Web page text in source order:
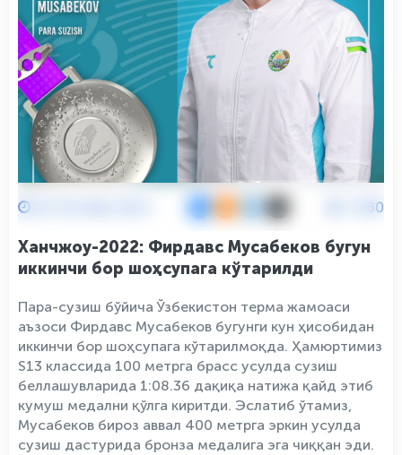
2160
Ханчжоу-2022: Фирдавс Мусабеков бугун
иккинчи бор шоҳсупага кўтарилди
Пара-сузиш бўйича Ўзбекистон терма жамоаси
аъзоси Фирдавс Мусабеков бугунги кун ҳисобидан
иккинчи бор шоҳсупага кўтарилмоқда. Ҳамюртимиз
S13 классида 100 метрга брасс усулда сузиш
беллашувларида 1:08.36 дақиқа натижа қайд этиб
кумуш медални қўлга киритди. Эслатиб ўтамиз,
Мусабеков бироз аввал 400 метрга эркин усулда
сузиш дастурида бронза медалига эга чиққан эди.